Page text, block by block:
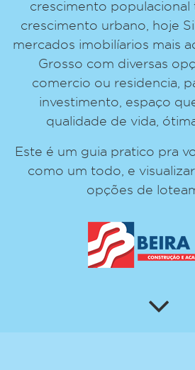
crescimento populacional
crescimento urbano, hoje
mercados imobilíarios mais
Grosso com diversas
comercio ou residencia,
investimento, espaço
qualidade de vida,
Este é um guia pratico pra
como um todo, e
opções de